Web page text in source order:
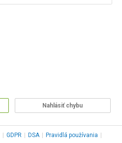
Nahlásiť chybu
GDPR DSA Pravidlá používania